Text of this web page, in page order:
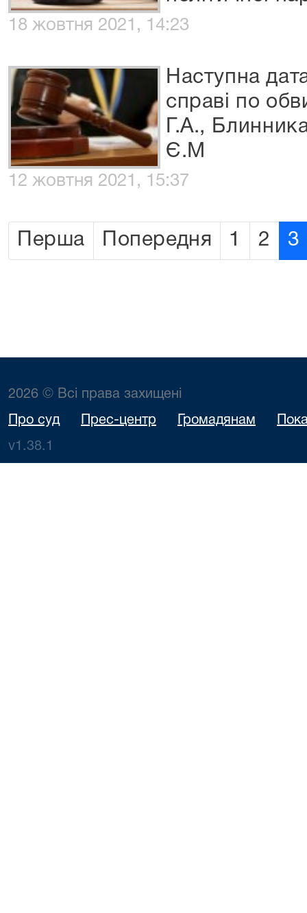
18 жовтня 2021, 14:23
Наступна
справі по
Г.А.,
Є.М
12 жовтня 2021, 15:37
Перша Попередня 1 2 3
2026 © Всі права захищені
Про суд Прес-центр Громадянам
v1.38.1